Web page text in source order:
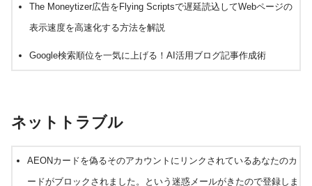
The Moneytizer広告をFlying Scriptsで遅延読込してWebページの
表示速度を高速化する方法を解説
Google検索順位を一気に上げる！AI活用ブログ記事作成術
ネットトラブル
AEONカードを偽るそのアカウントにリンクされているあなたのカ
ードがブロックされました。という迷惑メールがきたので登録しま